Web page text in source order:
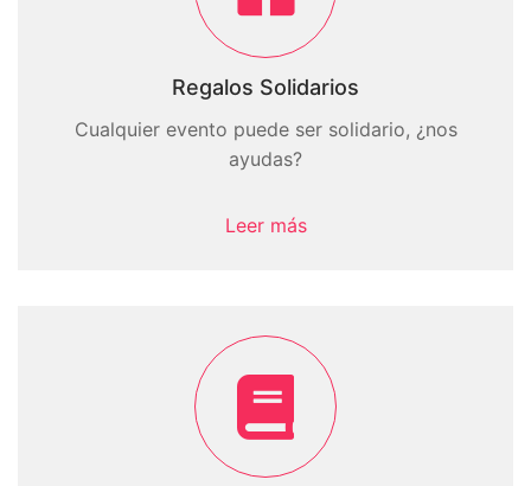
Regalos Solidarios
Cualquier evento puede ser solidario, ¿nos
ayudas?
Leer más